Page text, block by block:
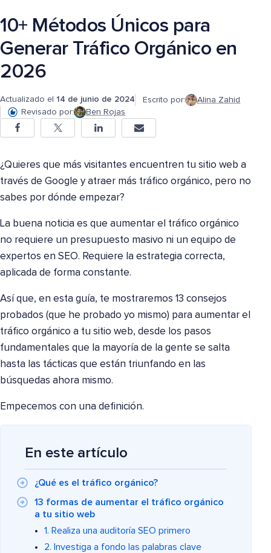
10+ Métodos Únicos para
Generar Tráfico Orgánico en
2026
Actualizado el 14 de junio de 2024 Escrito por:
Alina Zahid
Revisado por:
Ben Rojas
¿Quieres que más visitantes encuentren tu sitio web a
través de Google y atraer más tráfico orgánico, pero no
sabes por dónde empezar?
La buena noticia es que aumentar el tráfico orgánico
no requiere un presupuesto masivo ni un equipo de
expertos en SEO. Requiere la estrategia correcta,
aplicada de forma constante.
Así que, en esta guía, te mostraremos 13 consejos
probados (que he probado yo mismo) para aumentar el
tráfico orgánico a tu sitio web, desde los pasos
fundamentales que la mayoría de la gente se salta
hasta las tácticas que están triunfando en las
búsquedas ahora mismo.
Empecemos con una definición.
En este artículo
¿Qué es el tráfico orgánico?
13 formas de aumentar el tráfico orgánico
a tu sitio web
1. Realiza una auditoría SEO primero
2. Investiga a fondo las palabras clave